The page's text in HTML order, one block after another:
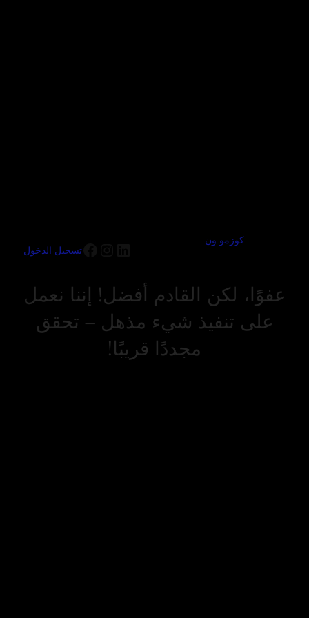
كوزمو ون
تسجيل الدخول
عفوًا، لكن القادم أفضل! إننا نعمل
على تنفيذ شيء مذهل – تحقق
مجددًا قريبًا!